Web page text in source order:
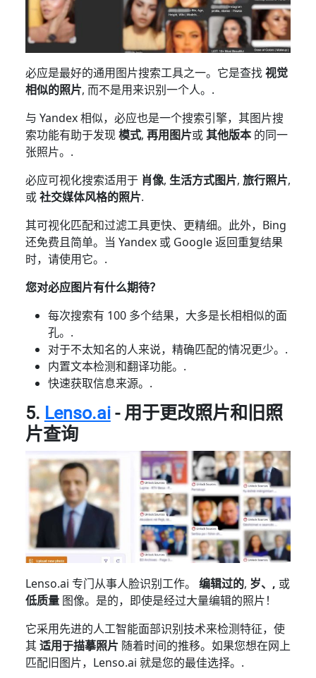
必应是最好的通用图片搜索工具之一。它是查找视觉
相似的照片, 而不是用来识别一个人。.
与 Yandex 相似，必应也是一个搜索引擎，其图片搜
索功能有助于发现模式, 再用图片或其他版本的同一
张照片。.
必应可视化搜索适用于 肖像, 生活方式图片, 旅行照片,
或社交媒体风格的照片.
其可视化匹配和过滤工具更快、更精细。此外，Bing
还免费且简单。当 Yandex 或 Google 返回重复结果
时，请使用它。.
您对必应图片有什么期待？
每次搜索有 100 多个结果，大多是长相相似的面
孔。.
对于不太知名的人来说，精确匹配的情况更少。.
内置文本检测和翻译功能。.
快速获取信息来源。.
5. Lenso.ai- 用于更改照片和旧照
片查询
Lenso.ai 专门从事人脸识别工作。 编辑过的, 岁、, 或
低质量图像。是的，即使是经过大量编辑的照片！
它采用先进的人工智能面部识别技术来检测特征，使
其适用于描摹照片随着时间的推移。如果您想在网上
匹配旧图片，Lenso.ai 就是您的最佳选择。.